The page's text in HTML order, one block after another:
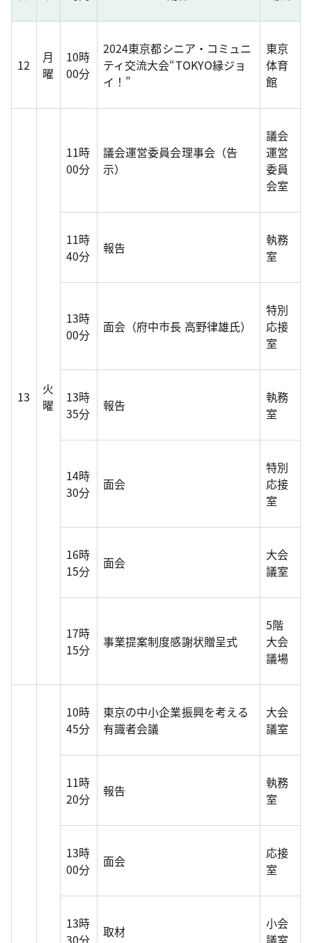
12
月
曜
10時
00分
2024東京都シニア・コミュニ
ティ交流大会“TOKYO縁ジョ
イ！”
東京
体育
館
13
火
曜
11時
00分
議会運営委員会理事会（告
示）
議会
運営
委員
会室
11時
40分
報告
執務
室
13時
00分
面会（府中市長 高野律雄氏）
特別
応接
室
13時
35分
報告
執務
室
14時
30分
面会
特別
応接
室
16時
15分
面会
大会
議室
17時
15分
事業提案制度感謝状贈呈式
5階
大会
議場
10時
45分
東京の中小企業振興を考える
有識者会議
大会
議室
11時
20分
報告
執務
室
13時
00分
面会
応接
室
13時
30分
取材
小会
議室